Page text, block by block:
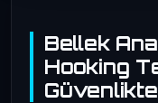
Bellek
Hooking